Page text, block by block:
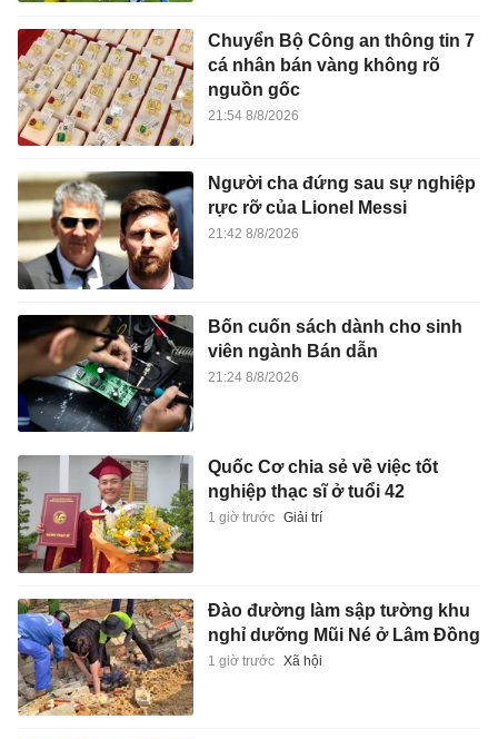
Chuyển Bộ Công an thông tin 7
cá nhân bán vàng không rõ
nguồn gốc
21:54 8/8/2026
Người cha đứng sau sự nghiệp
rực rỡ của Lionel Messi
21:42 8/8/2026
Bốn cuốn sách dành cho sinh
viên ngành Bán dẫn
21:24 8/8/2026
Quốc Cơ chia sẻ về việc tốt
nghiệp thạc sĩ ở tuổi 42
1 giờ trước Giải trí
Đào đường làm sập tường khu
nghỉ dưỡng Mũi Né ở Lâm Đồng
1 giờ trước Xã hội